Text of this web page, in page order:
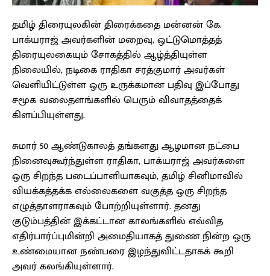
தமிழ் திரையுலகின் திரைக்கதை மன்னன் கே.
பாக்யராஜ் அவர்களின் மறைவு, ஒட்டுமொத்தத்
திரையுலகையும் சோகத்தில் ஆழ்த்தியுள்ள
நிலையில், நடிகை ராதிகா சரத்குமார் அவர்கள்
வெளியிட்டுள்ள ஒரு உருக்கமான பதிவு இப்போது
சமூக வலைதளங்களில் பெரும் விவாதத்தைக்
கிளப்பியுள்ளது.
சுமார் 50 ஆண்டுகாலத் தங்களது ஆழமான நட்பை
நினைவுகூர்ந்துள்ள ராதிகா, பாக்யராஜ் அவர்களை
ஒரு சிறந்த படைப்பாளியாகவும், தமிழ் சினிமாவில்
வியக்கத்தக்க எல்லைகளை வகுத்த ஒரு சிறந்த
எழுத்தாளராகவும் போற்றியுள்ளார். தனது
குடும்பத்தின் இக்கட்டான காலங்களில் எவ்வித
எதிர்பார்ப்புமின்றி அமைதியாகத் துணை நின்ற ஒரு
உண்மையான நண்பரை இழந்துவிட்டதாகக் கூறி
அவர் கலங்கியுள்ளார்.